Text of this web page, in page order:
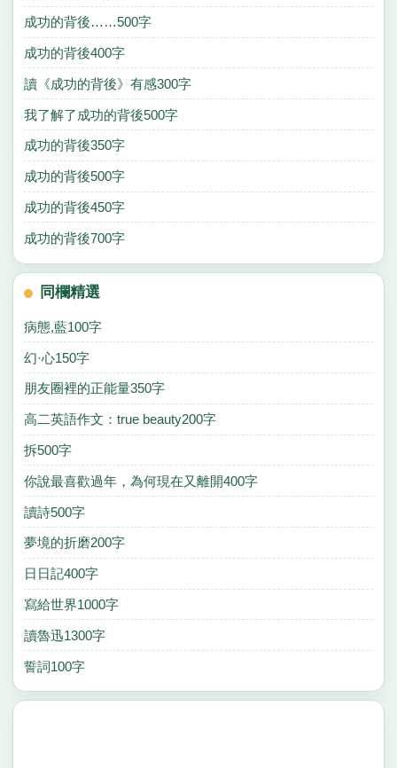
成功的背後……500字
成功的背後400字
讀《成功的背後》有感300字
我了解了成功的背後500字
成功的背後350字
成功的背後500字
成功的背後450字
成功的背後700字
同欄精選
病態,藍100字
幻·心150字
朋友圈裡的正能量350字
高二英語作文：true beauty200字
拆500字
你說最喜歡過年，為何現在又離開400字
讀詩500字
夢境的折磨200字
日日記400字
寫給世界1000字
讀魯迅1300字
誓詞100字